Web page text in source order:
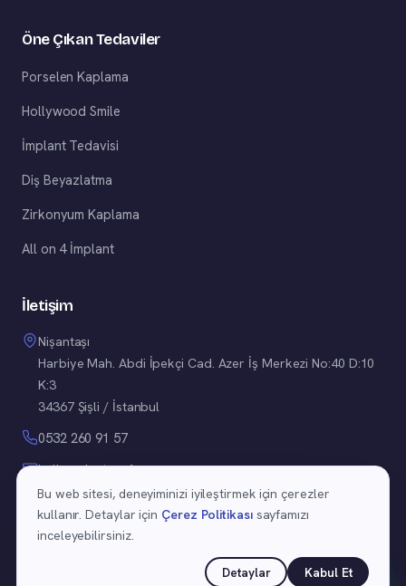
Öne Çıkan Tedaviler
Porselen Kaplama
Hollywood Smile
İmplant Tedavisi
Diş Beyazlatma
Zirkonyum Kaplama
All on 4 İmplant
İletişim
Nişantaşı
Harbiye Mah. Abdi İpekçi Cad. Azer İş Merkezi No:40 D:10
K:3
34367 Şişli / İstanbul
0532 260 91 57
hello@doctorafra.com
Uzm. Dr. Afra Eda Karadayı Yüzükcü. Tüm hakları saklıdır.
Çerez Politikası
Bu web sitesi, deneyiminizi iyileştirmek için çerezler
kullanır. Detaylar için Çerez Politikasısayfamızı
inceleyebilirsiniz.
Detaylar Kabul Et